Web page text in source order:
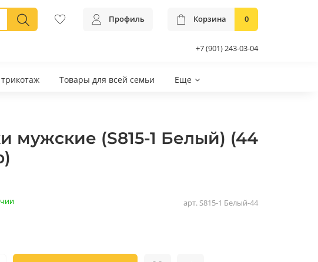
Профиль Корзина 0
+7 (901) 243-03-04
Товары для всей семьи
Еще
арт. S815-1 Белый-44
мужские (S815-1 Белый) (44